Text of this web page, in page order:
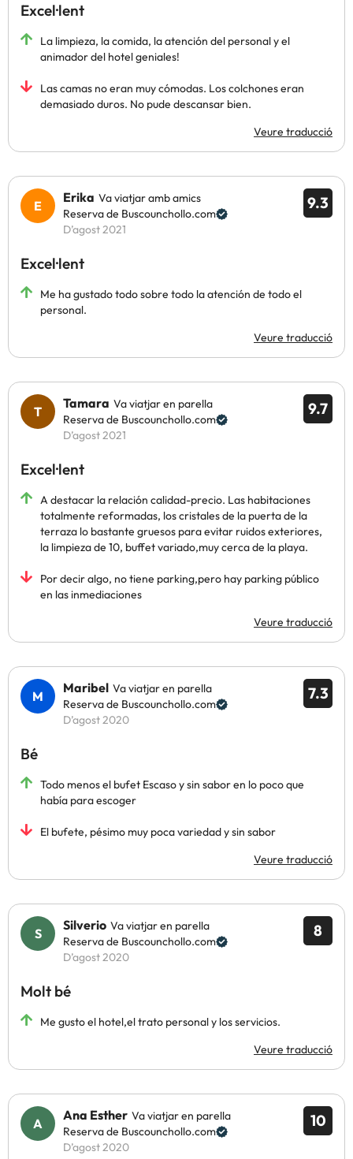
Excel·lent
La limpieza, la comida, la atención del personal y el
animador del hotel geniales!
Las camas no eran muy cómodas. Los colchones eran
demasiado duros. No pude descansar bien.
Veure traducció
9.3
Erika Va viatjar amb amics
Reserva de Buscounchollo.com
D’agost 2021
Excel·lent
Me ha gustado todo sobre todo la atención de todo el
personal.
Veure traducció
9.7
Tamara Va viatjar en parella
Reserva de Buscounchollo.com
D’agost 2021
Excel·lent
A destacar la relación calidad-precio. Las habitaciones
totalmente reformadas, los cristales de la puerta de la
terraza lo bastante gruesos para evitar ruidos exteriores,
la limpieza de 10, buffet variado,muy cerca de la playa.
Por decir algo, no tiene parking,pero hay parking público
en las inmediaciones
Veure traducció
7.3
Maribel Va viatjar en parella
Reserva de Buscounchollo.com
D’agost 2020
Bé
Todo menos el bufet Escaso y sin sabor en lo poco que
había para escoger
El bufete, pésimo muy poca variedad y sin sabor
Veure traducció
8
Silverio Va viatjar en parella
Reserva de Buscounchollo.com
D’agost 2020
Molt bé
Me gusto el hotel,el trato personal y los servicios.
Veure traducció
10
Ana Esther Va viatjar en parella
Reserva de Buscounchollo.com
D’agost 2020